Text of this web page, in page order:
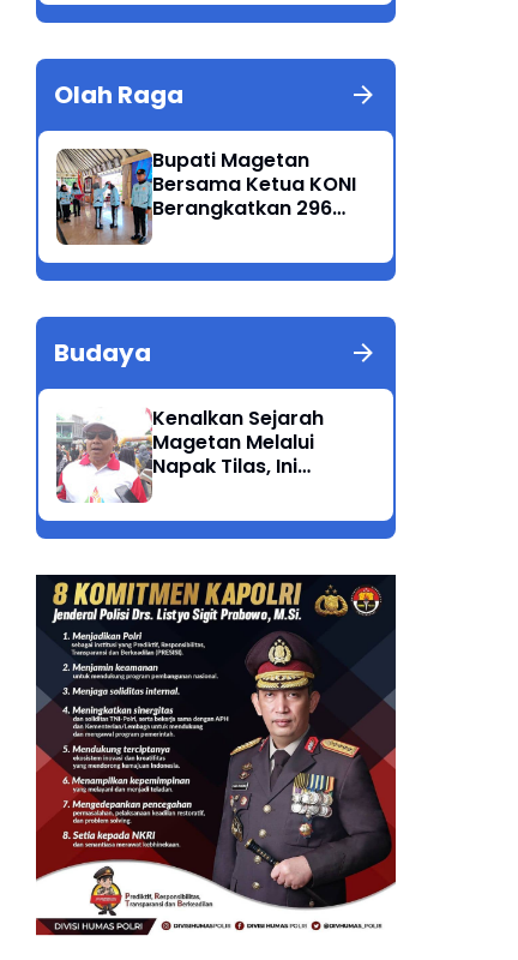
Olah Raga
Bupati Magetan
Bersama Ketua KONI
Berangkatkan 296
Jatim 2025
Budaya
Kenalkan Sejarah
Magetan Melalui
Napak Tilas, Ini
Kadis Dikpora.